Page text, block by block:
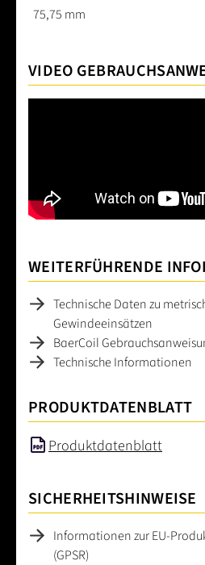
75,75 mm
VIDEO
WEITERFÜHRENDE
Technische Daten zu
Gewindeeinsätzen
BaerCoil
Technische Informationen
PRODUKTDATENBLATT
Produktdatenblatt
SICHERHEITSHINWEISE
Informationen zur EU-
(GPSR)